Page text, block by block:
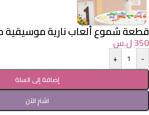
قطعة شموع ألعاب نارية موسيقية
350ل.س
-
+
إضافة إلى السلة
اشترِ الآن